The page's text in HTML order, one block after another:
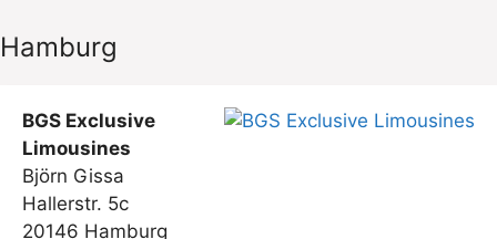
Hamburg
BGS Exclusive
Limousines
Björn Gissa
Hallerstr. 5c
20146 Hamburg